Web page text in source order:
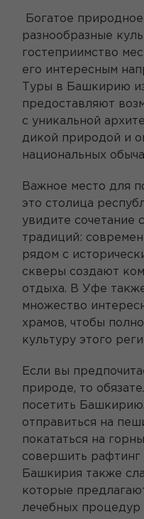
Богатое
разнообразные
гостеприимство
его интересным
Туры в Башкирию
предоставляют
с уникальной
дикой природой и
национальных
Важное место для
это столица
увидите сочетание
традиций:
рядом с
скверы создают
отдыха. В Уфе
множество
храмов, чтобы
культуру этого
Если вы
природе, то
посетить
отправиться на
покататься на
совершить
Башкирия также
которые
лечебных процедур